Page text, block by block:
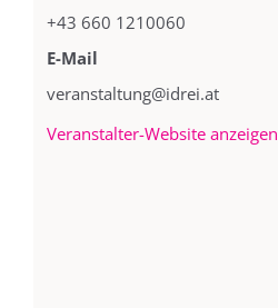
+43 660 1210060
E-Mail
veranstaltung@idrei.at
Veranstalter-Website anzeigen